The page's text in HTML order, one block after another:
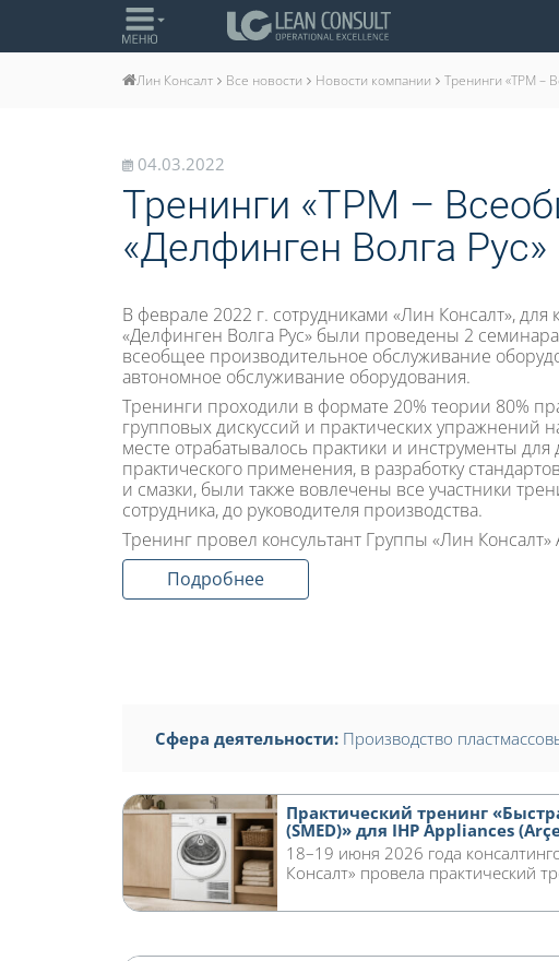
Лин Консалт Все новости Новости компании Тренинги «ТРМ –
04.03.2022
Тренинги «ТРМ –
«Делфинген Волга Рус»
В феврале 2022 г. сотрудниками «Лин Консалт», для
«Делфинген Волга Рус» были проведены 2
всеобщее производительное обслуживание
автономное обслуживание оборудования.
Тренинги проходили в формате 20% теории 80%
групповых дискуссий и практических упражнений
месте отрабатывалось практики и инструменты
практического применения, в разработку
и смазки, были также вовлечены все участники
сотрудника, до руководителя производства.
Тренинг провел консультант Группы «Лин
Подробнее
Сфера деятельности: Производство
Практический тренинг
(SMED)» для IHP Appliances
18–19 июня 2026 года
Консалт» провела практический